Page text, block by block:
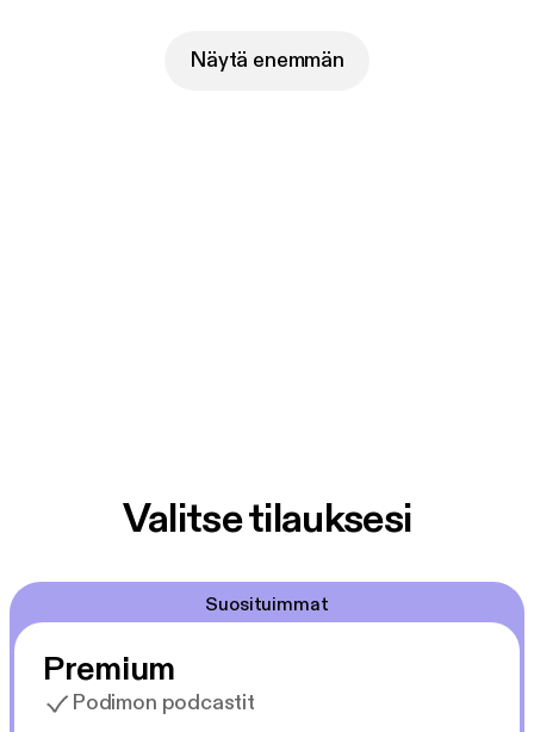
Näytä enemmän
Valitse tilauksesi
Suosituimmat
Premium
Podimon podcastit